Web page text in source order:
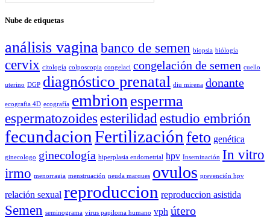
Nube de etiquetas
análisis vaginabanco de semen biopsia biólogía
cervix citología colposcopia congelaci congelación de semen cuello
uterino DGP diagnóstico prenatal diu mirena donante
ecografia 4D ecografía embrionesperma
espermatozoides esterilidadestudio embrión
fecundacionFertilización feto genética
ginecologo ginecología hiperplasia endometrial hpv Inseminación In vitro
irmo menorragia menstruación neuda marques ovulos prevención hpv
relación sexual reproduccion reproduccion asistida
Semen seminograma virus papiloma humano vph útero